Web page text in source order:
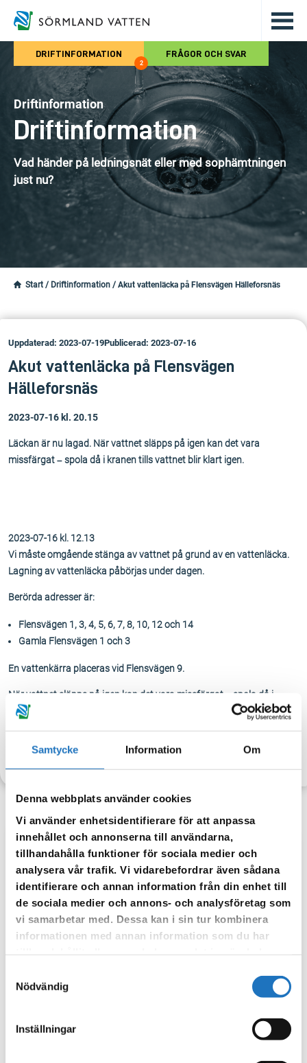
Samtycke Information Om
Denna webbplats använder cookies
Vi använder enhetsidentifierare för att anpassa
innehållet och annonserna till användarna,
tillhandahålla funktioner för sociala medier och
analysera vår trafik. Vi vidarebefordrar även sådana
identifierare och annan information från din enhet till
de sociala medier och annons- och analysföretag som
vi samarbetar med. Dessa kan i sin tur kombinera
informationen med annan information som du har
Nödvändig
Inställningar
Hoppa till det huvudsakliga
DRIFTINFORMATION
2
FRÅGOR OCH SVAR
Driftinformation
Driftinformation
Vad händer på ledningsnät eller med sophämtningen
just nu?
Start / Driftinformation / Akut vattenläcka på Flensvägen Hälleforsnäs
Uppdaterad: 2023-07-19Publicerad: 2023-07-16
Akut vattenläcka på Flensvägen
Hälleforsnäs
2023-07-16 kl. 20.15
Läckan är nu lagad. När vattnet släpps på igen kan det vara
missfärgat – spola då i kranen tills vattnet blir klart igen.
2023-07-16 kl. 12.13
Vi måste omgående stänga av vattnet på grund av en vattenläcka.
Lagning av vattenläcka påbörjas under dagen.
Berörda adresser är:
Flensvägen 1, 3, 4, 5, 6, 7, 8, 10, 12 och 14
Gamla Flensvägen 1 och 3
En vattenkärra placeras vid Flensvägen 9.
När vattnet släpps på igen kan det vara missfärgat – spola då i
kranen tills vattnet blir klart igen.
TILLBAKA
Anmäl dig till vår sms-tjänst.
Vår sms-tjänst använder vi enbart för att kunna informera dig
om driftstörningar och andra händelser som kan påverka dig
som fastighetsägare.